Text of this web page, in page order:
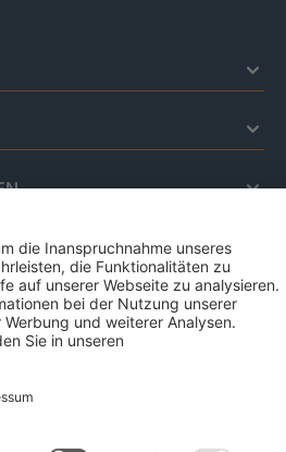
Und
Solutions